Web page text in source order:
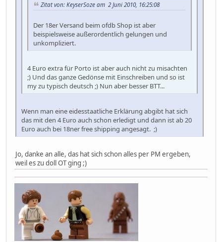
Zitat von: KeyserSoze am 2 Juni 2010, 16:25:08
Der 18er Versand beim ofdb Shop ist aber
beispielsweise außerordentlich gelungen und
unkompliziert.
4 Euro extra für Porto ist aber auch nicht zu misachten
;) Und das ganze Gedönse mit Einschreiben und so ist
my zu typisch deutsch ;) Nun aber besser BTT...
Wenn man eine eidesstaatliche Erklärung abgibt hat sich
das mit den 4 Euro auch schon erledigt und dann ist ab 20
Euro auch bei 18ner free shipping angesagt. ;)
Jo, danke an alle, das hat sich schon alles per PM ergeben,
weil es zu doll OT ging ;)